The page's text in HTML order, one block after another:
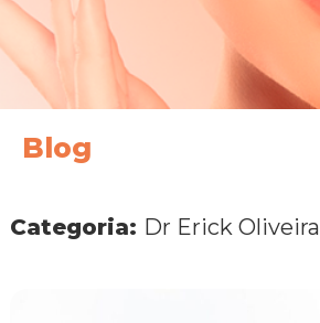
Blog
Categoria: Dr Erick Oliveira